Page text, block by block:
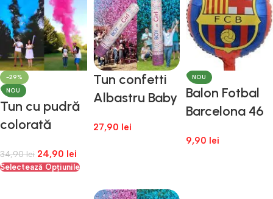
-29%
NOU
Tun cu pudră
colorată
40cm Roz /
34,90lei 24,90 lei
Selectează Opțiunile
Tun confetti
Albastru Baby
Reveal
27,90 lei
NOU
Balon Fotbal
Barcelona 46
Folie FCB
9,90 lei